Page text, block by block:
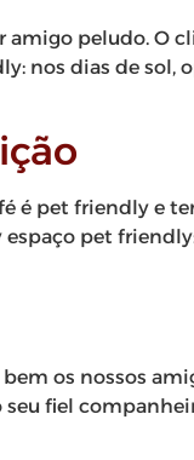
peludo. O
nos dias de sol,
é pet friendly e
pet
os nossos
fiel